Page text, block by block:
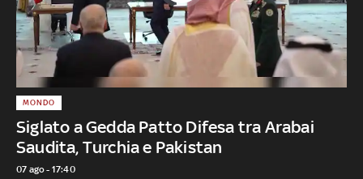
Siglato a Gedda Patto Difesa tra Arabai
Saudita, Turchia e Pakistan
MONDO
07 ago - 17:40